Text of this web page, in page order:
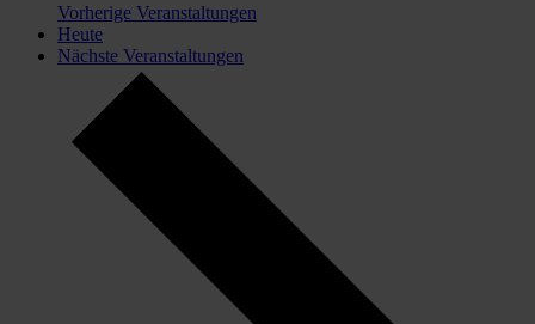
Vorherige Veranstaltungen
Heute
Nächste Veranstaltungen